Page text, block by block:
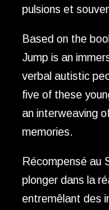
pulsions et
Based on the
Jump is an
verbal autistic
five of these
an interweaving
memories.
Récompensé au
plonger dans la
entremêlant des